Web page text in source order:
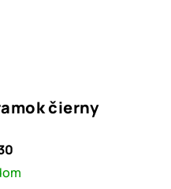
čierny